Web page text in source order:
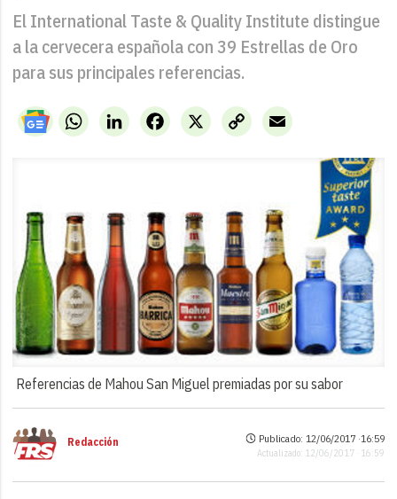
El International Taste & Quality Institute distingue
a la cervecera española con 39 Estrellas de Oro
para sus principales referencias.
WhatsAppLinkedIn X
Facebook
Copy
Link
Email
Referencias de Mahou San Miguel premiadas por su sabor
Redacción Publicado: 12/06/2017 ·16:59
Actualizado: 12/06/2017 · 16:59